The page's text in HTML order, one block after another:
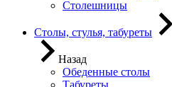
Столешницы
Столы, стулья, табуреты
Назад
Обеденные столы
Табуреты